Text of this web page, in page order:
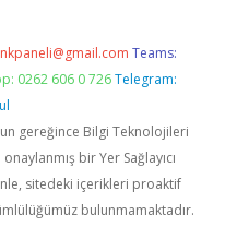
Teams:
0262 606 0 726 Telegram:
gereğince Bilgi Teknolojileri
bir Yer Sağlayıcı
sitedeki içerikleri proaktif
bulunmamaktadır.